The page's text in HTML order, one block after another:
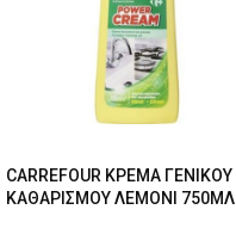
CARREFOUR ΚΡΕΜΑ ΓΕΝΙΚΟΥ
ΚΑΘΑΡΙΣΜΟΥ ΛΕΜΟΝΙ 750ΜΛ